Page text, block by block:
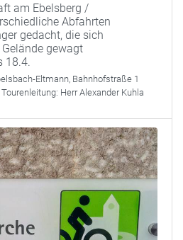
am Ebelsberg /
Abfahrten
gedacht, die sich
gewagt
18.4.
Eltmann, Bahnhofstraße 1
Tourenleitung: Herr Alexander Kuhla